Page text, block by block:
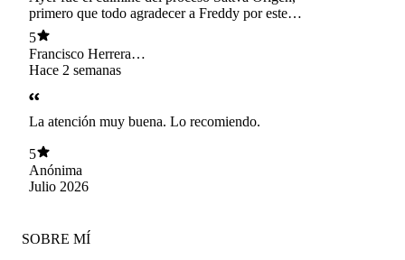
primero que todo agradecer a Freddy por este
hermoso espacio e instancias. Plagado de
humanismo, confianza, seguridad, contención,
amor y entrega a lo largo de los transcurso de
cada sesión, Gracias Freddy por acompañarme
en este proceso y ser parte de esta integración y
diferentes sistemas, ego y sentimientos, gracias
por brindarme este acompañamiento atraves de
información, escucha atenta, herramientas
somaticas y mapas y contenido digital como
todas las que utilizaste tanto en imagenes, power
retroalimentar y escucha atenta de sentimientos
5
Francisco Herrera
Faundez
Hace 2 semanas
La atención muy buena. Lo recomiendo.
5
Anónima
Julio 2026
SOBRE MÍ